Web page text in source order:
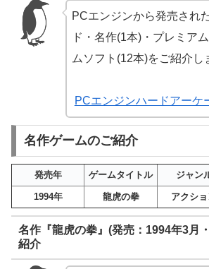
PCエンジンから発売され
ド・名作(1本)・プレミア
ムソフト(12本)をご紹介し
PCエンジンハードアーケ
名作ゲームのご紹介
発売年 ゲームタイトル ジャン
1994年 龍虎の拳 アクシ
名作『龍虎の拳』(発売：1994年3月
紹介